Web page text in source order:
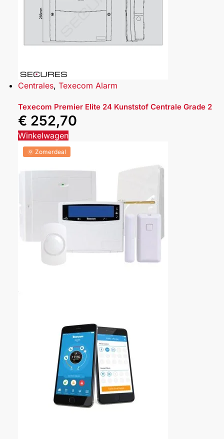
Centrales, Texecom Alarm
Texecom Premier Elite 24 Kunststof Centrale Grade 2
€ 252,70
Winkelwagen
🌞 Zomerdeal